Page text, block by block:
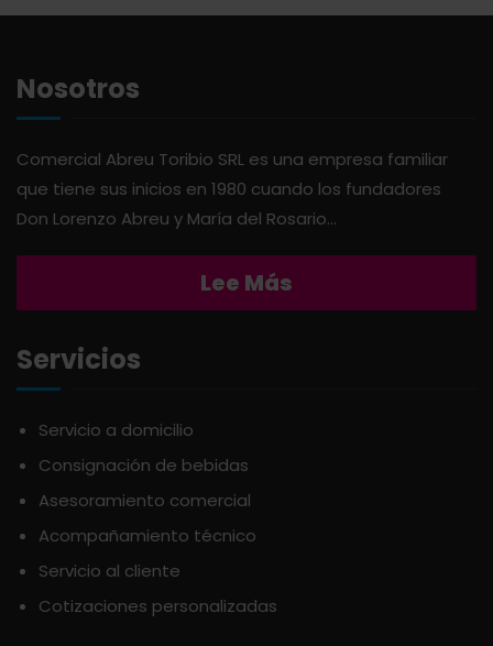
OTROS
SALSAS
SAZONES
SNACKS
APERITIVO
ARIENZO DE MARQUEZ
ATLANTICO
AVALON
Nosotros
Comercial Abreu Toribio SRL es una empresa familiar
que tiene sus inicios en 1980 cuando los fundadores
Don Lorenzo Abreu y María del Rosario...
Lee Más
Servicios
Servicio a domicilio
Consignación de bebidas
Asesoramiento comercial
Acompañamiento técnico
Servicio al cliente
Cotizaciones personalizadas